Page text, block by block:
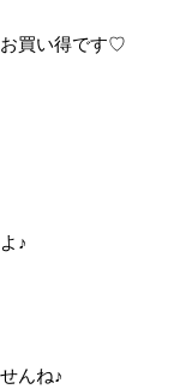
買い得です♡
♪
んね♪